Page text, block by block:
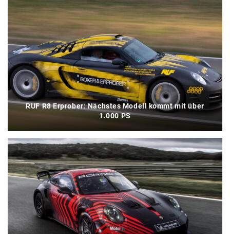
RUF R8 Erprober: Nächstes Modell kommt mit über
1.000 PS